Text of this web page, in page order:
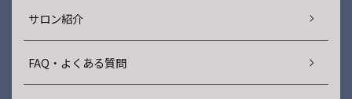
サロン紹介
FAQ・よくある質問